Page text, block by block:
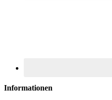
Informationen